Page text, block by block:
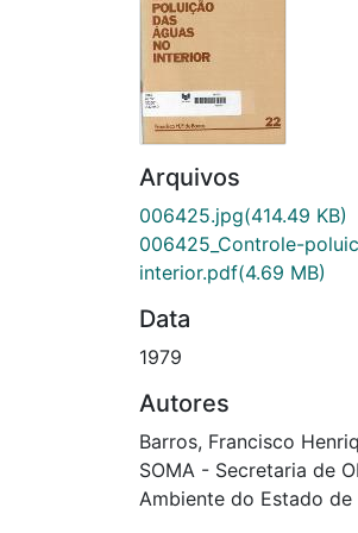
Arquivos
006425.jpg(414.49 KB)
006425_Controle-
interior.pdf(4.69 MB)
Data
1979
Autores
Barros, Francisco
SOMA - Secretaria de
Ambiente do Estado de